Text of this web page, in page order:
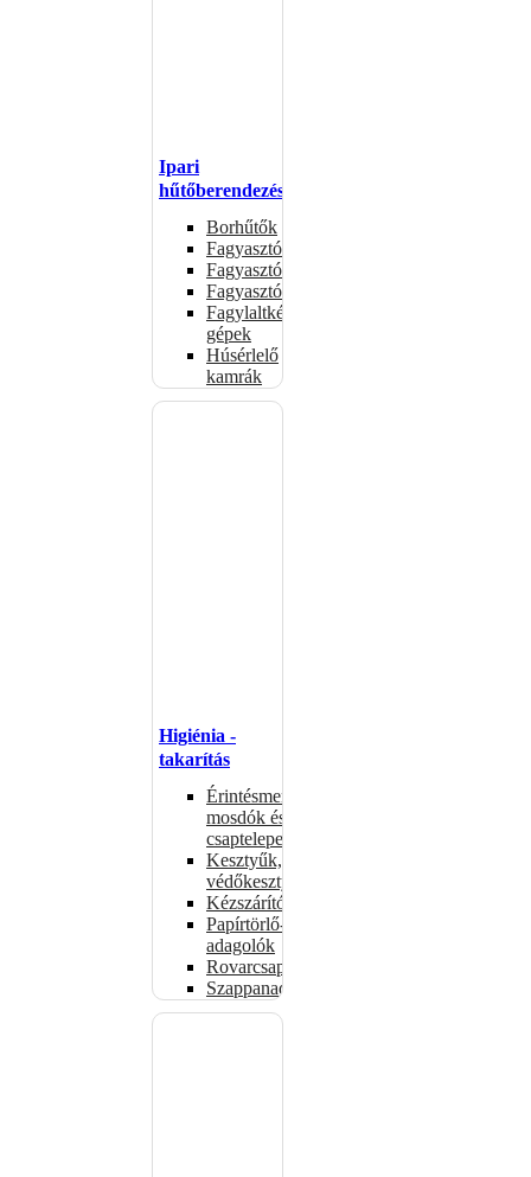
Ipari
hűtőberendezések
Borhűtők
Fagyasztóasztalok
Fagyasztóládák
Fagyasztószekrények
Fagylaltkészítő
gépek
Húsérlelő
kamrák
Higiénia -
takarítás
Érintésmentes
mosdók és
csaptelepek
Kesztyűk,
védőkesztyűk
Kézszárítók
Papírtörlő-
adagolók
Rovarcsapdák
Szappanadagolók